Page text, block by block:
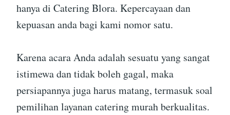
hanya di Catering Blora. Kepercayaan dan
kepuasan anda bagi kami nomor satu.
Karena acara Anda adalah sesuatu yang sangat
istimewa dan tidak boleh gagal, maka
persiapannya juga harus matang, termasuk soal
pemilihan layanan catering murah berkualitas.